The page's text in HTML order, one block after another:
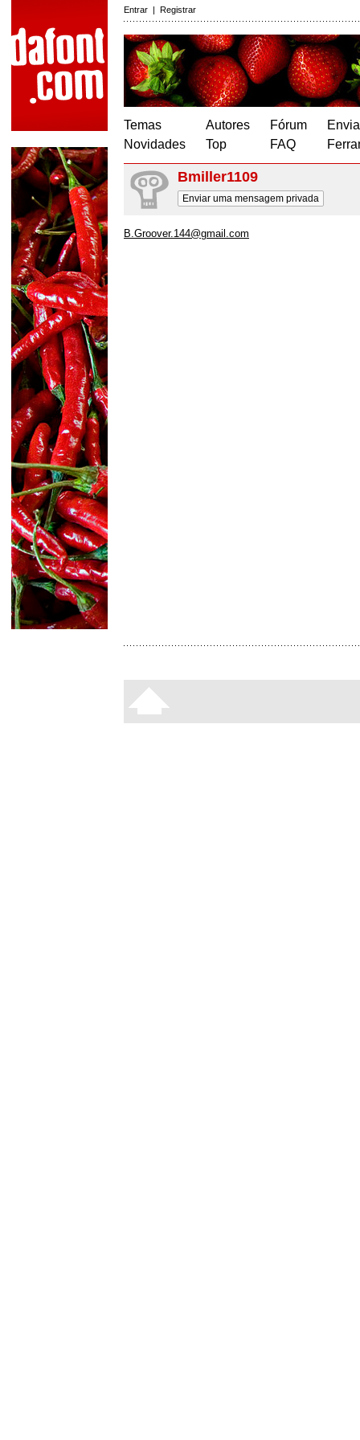
Entrar | Registrar
Temas
Novidades
Autores
Top
Fórum
FAQ
Bmiller1109
Enviar uma mensagem privada
B.Groover.144@gmail.com